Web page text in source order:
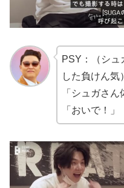
PSY：（シュ
した負けん気）
「シュガさ
「おいで！」